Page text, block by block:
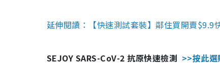
延伸閱讀：【快速測試套裝】鄰住買開賣$9.9
SEJOY SARS-CoV-2 抗原快速檢測 >>按此選